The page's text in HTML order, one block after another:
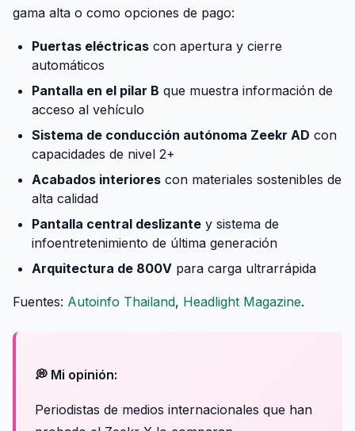
gama alta o como opciones de pago:
Puertas eléctricas con apertura y cierre
automáticos
Pantalla en el pilar B que muestra información de
acceso al vehículo
Sistema de conducción autónoma Zeekr AD con
capacidades de nivel 2+
Acabados interiores con materiales sostenibles de
alta calidad
Pantalla central deslizante y sistema de
infoentretenimiento de última generación
Arquitectura de 800V para carga ultrarrápida
Fuentes: Autoinfo Thailand, Headlight Magazine.
💭 Mi opinión:
Periodistas de medios internacionales que han